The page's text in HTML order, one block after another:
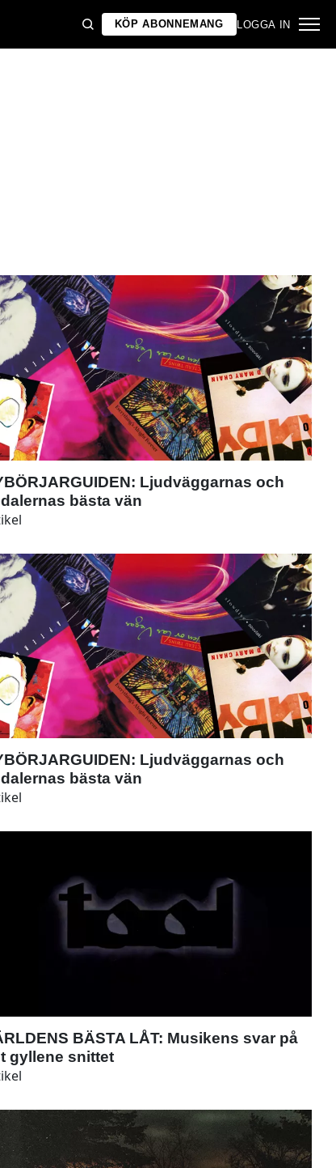
KÖP ABONNEMANG LOGGA IN
Ljudväggarnas och
bästa vän
Ljudväggarnas och
bästa vän
BÄSTA LÅT: Musikens svar på
gyllene snittet